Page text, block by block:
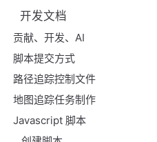
开发文档
贡献、开发、AI
脚本提交方式
路径追踪控制文件
地图追踪任务制作
Javascript 脚本